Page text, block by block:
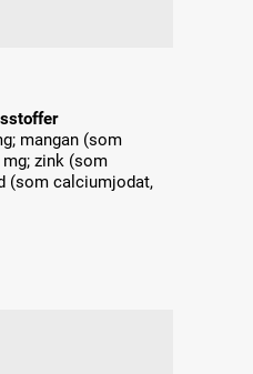
mangan (som
zink (som
(som calciumjodat,